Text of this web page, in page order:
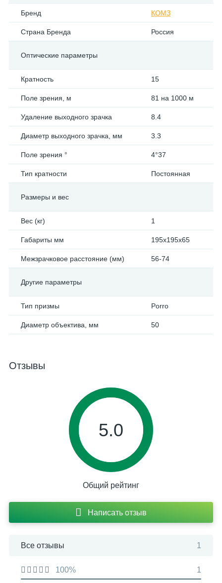
Бренд КОМЗ
Страна Бренда Россия
Оптические параметры
Кратность 15
Поле зрения, м 81 на 1000 м
Удаление выходного зрачка 8.4
Диаметр выходного зрачка, мм 3.3
Поле зрения ° 4°37
Тип кратности Постоянная
Размеры и вес
Вес (кг) 1
Габариты мм 195x195x65
Межзрачковое расстояние (мм) 56-74
Другие параметры
Тип призмы Porro
Диаметр объектива, мм 50
Отзывы
5.0
Общий рейтинг
Написать отзыв
Все отзывы 1
100% 1